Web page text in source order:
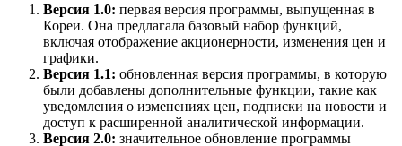
Версия 1.0: первая версия программы, выпущенная в
Кореи. Она предлагала базовый набор функций,
включая отображение акционерности, изменения цен и
графики.
Версия 1.1: обновленная версия программы, в которую
были добавлены дополнительные функции, такие как
уведомления о изменениях цен, подписки на новости и
доступ к расширенной аналитической информации.
Версия 2.0: значительное обновление программы